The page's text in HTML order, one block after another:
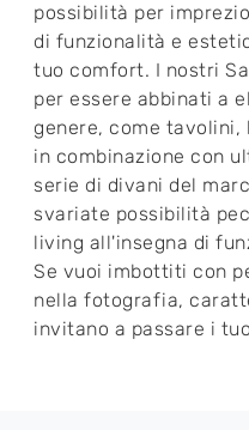
possibilità per
di funzionalità e
tuo comfort. I nostri
per essere abbinati a
genere, come tavolini,
in combinazione con
serie di divani del
svariate possibilità
living all'insegna di
Se vuoi imbottiti con
nella fotografia,
invitano a passare i